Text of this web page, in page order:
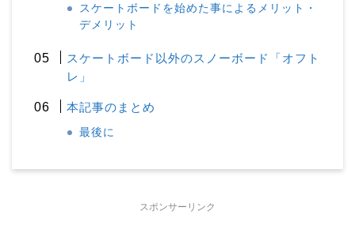
スケートボードを始めた事によるメリット・
デメリット
スケートボード以外のスノーボード「オフト
レ」
本記事のまとめ
最後に
スポンサーリンク